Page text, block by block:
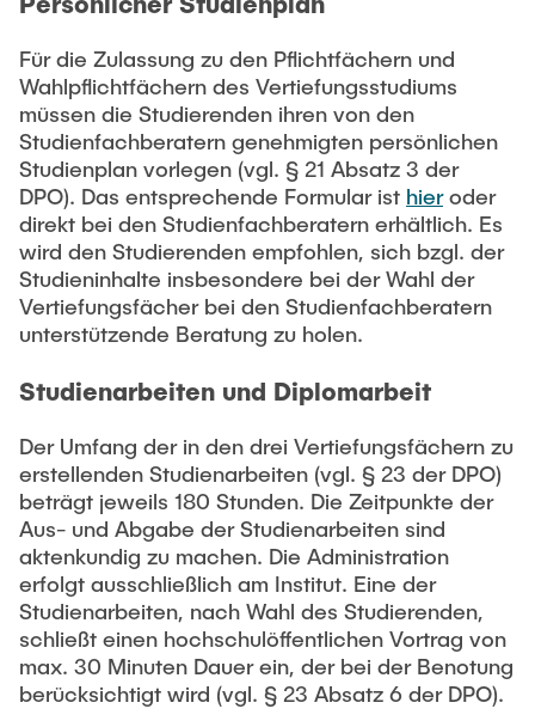
Für die Zulassung zu den Pflichtfächern und
Wahlpflichtfächern des Vertiefungsstudiums
müssen die Studierenden ihren von den
Studienfachberatern genehmigten persönlichen
Studienplan vorlegen (vgl. § 21 Absatz 3 der
DPO). Das entsprechende Formular ist hieroder
direkt bei den Studienfachberatern erhältlich. Es
wird den Studierenden empfohlen, sich bzgl. der
Studieninhalte insbesondere bei der Wahl der
Vertiefungsfächer bei den Studienfachberatern
unterstützende Beratung zu holen.
Studienarbeiten und Diplomarbeit
Der Umfang der in den drei Vertiefungsfächern zu
erstellenden Studienarbeiten (vgl. § 23 der DPO)
beträgt jeweils 180 Stunden. Die Zeitpunkte der
Aus- und Abgabe der Studienarbeiten sind
aktenkundig zu machen. Die Administration
erfolgt ausschließlich am Institut. Eine der
Studienarbeiten, nach Wahl des Studierenden,
schließt einen hochschulöffentlichen Vortrag von
max. 30 Minuten Dauer ein, der bei der Benotung
berücksichtigt wird (vgl. § 23 Absatz 6 der DPO).